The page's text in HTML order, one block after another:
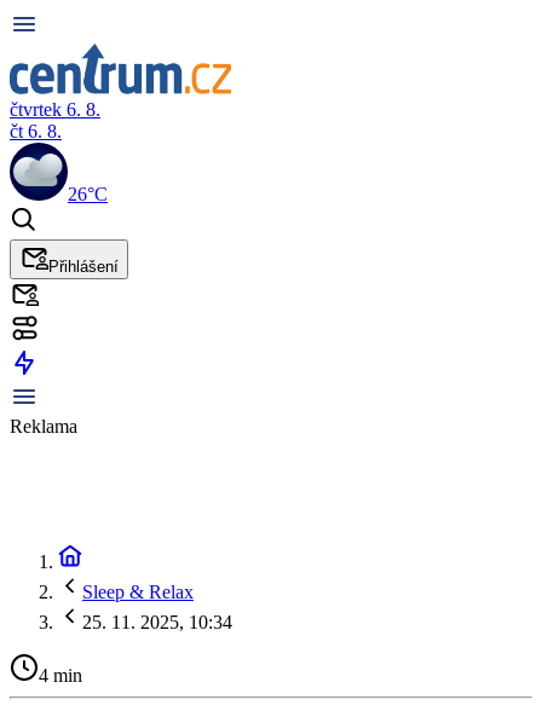
čtvrtek 6. 8.
čt 6. 8.
26°C
Přihlášení
Reklama
Sleep & Relax
25. 11. 2025, 10:34
4 min